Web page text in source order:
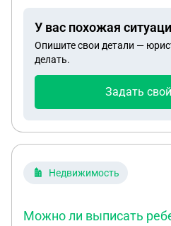
квартиры. Если сейчас мы
должна буду платить
не прошло 3 года со
то с какой доли?
квартире.
У вас похожая
Опишите свои детали —
делать.
Задать
Недвижимость
Можно ли выписать